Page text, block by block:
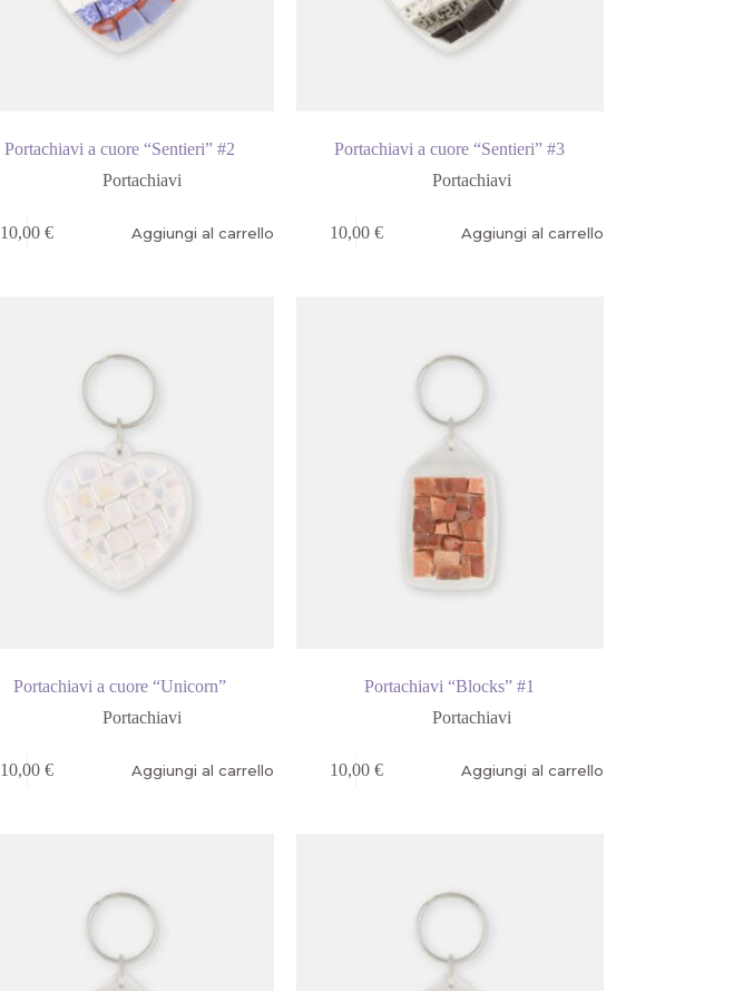
Portachiavi a cuore “Sentieri” #2
Portachiavi
10,00€ Aggiungi al carrello
Portachiavi a cuore “Sentieri” #3
Portachiavi
10,00 € Aggiungi al carrello
Portachiavi a cuore “Unicorn”
Portachiavi
10,00€ Aggiungi al carrello
Portachiavi “Blocks” #1
Portachiavi
10,00 € Aggiungi al carrello